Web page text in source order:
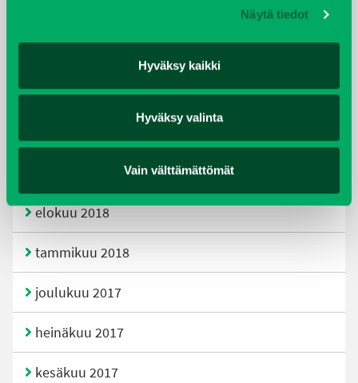
Näytä tiedot
Hyväksy kaikki
Hyväksy valinta
Vain välttämättömät
joulukuu 2019
helmikuu 2019
elokuu 2018
tammikuu 2018
joulukuu 2017
heinäkuu 2017
kesäkuu 2017